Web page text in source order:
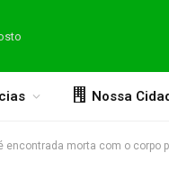
Nossa
encontrada morta com o